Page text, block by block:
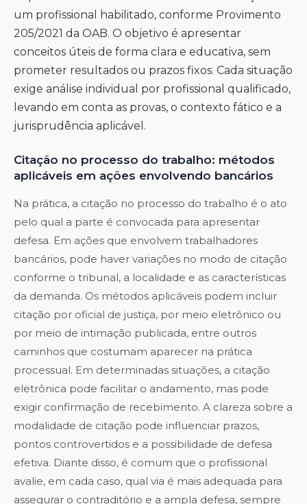
um profissional habilitado, conforme Provimento
205/2021 da OAB. O objetivo é apresentar
conceitos úteis de forma clara e educativa, sem
prometer resultados ou prazos fixos. Cada situação
exige análise individual por profissional qualificado,
levando em conta as provas, o contexto fático e a
jurisprudência aplicável.
Citação no processo do trabalho: métodos
aplicáveis em ações envolvendo bancários
Na prática, a citação no processo do trabalho é o ato
pelo qual a parte é convocada para apresentar
defesa. Em ações que envolvem trabalhadores
bancários, pode haver variações no modo de citação
conforme o tribunal, a localidade e as características
da demanda. Os métodos aplicáveis podem incluir
citação por oficial de justiça, por meio eletrônico ou
por meio de intimação publicada, entre outros
caminhos que costumam aparecer na prática
processual. Em determinadas situações, a citação
eletrônica pode facilitar o andamento, mas pode
exigir confirmação de recebimento. A clareza sobre a
modalidade de citação pode influenciar prazos,
pontos controvertidos e a possibilidade de defesa
efetiva. Diante disso, é comum que o profissional
avalie, em cada caso, qual via é mais adequada para
assegurar o contraditório e a ampla defesa, sempre